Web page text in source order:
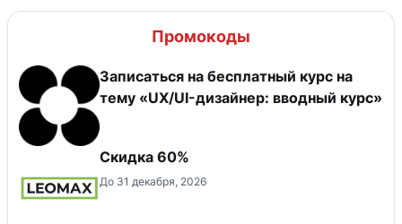
Промокоды
Записаться на бесплатный курс на
тему «UX/UI-дизайнер: вводный курс»
Скидка 60%
До 31 декабря, 2026